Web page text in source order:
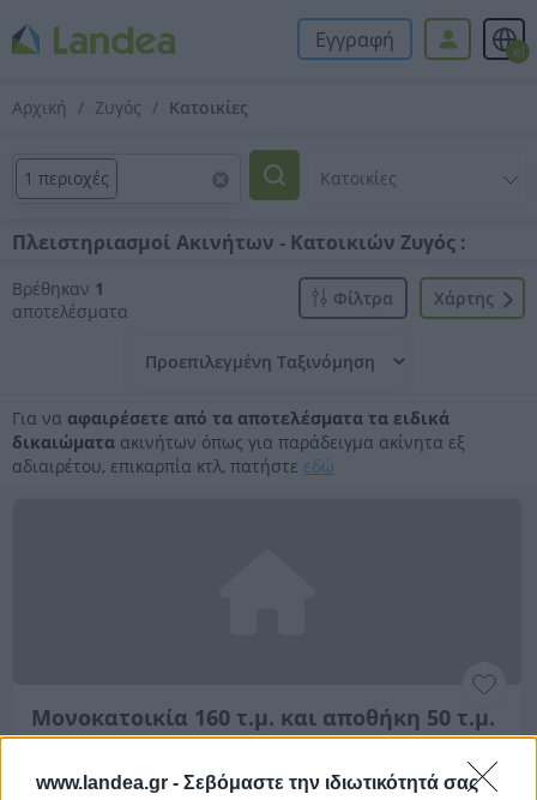
www.landea.gr - Σεβόμαστε την ιδιωτικότητά σας
Εγγραφή el
Αρχική Ζυγός Κατοικίες
1 περιοχές
Πλειστηριασμοί Ακινήτων - Κατοικιών Ζυγός :
Βρέθηκαν 1
αποτελέσματα
Xάρτης
Φίλτρα
Για να αφαιρέσετε από τα αποτελέσματα τα ειδικά
δικαιώματα ακινήτων όπως για παράδειγμα ακίνητα εξ
αδιαιρέτου, επικαρπία κτλ, πατήστε εδώ
Μονοκατοικία 160 τ.μ. και αποθήκη 50 τ.μ.
- 50% εξ αδιαιρέτου
Ζυγός, Ζυγός, Νομός Καβάλας